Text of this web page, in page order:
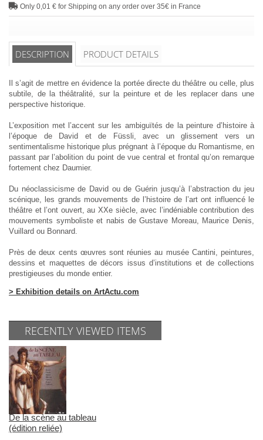
Only 0,01 € for Shipping on any order over 35€ in France
DESCRIPTION PRODUCT DETAILS
Il s’agit de mettre en évidence la portée directe du théâtre ou celle, plus
subtile, de la théâtralité, sur la peinture et de les replacer dans une
perspective historique.
L’exposition met l’accent sur les ambiguïtés de la peinture d’histoire à
l’époque de David et de Füssli, avec un glissement vers un
sentimentalisme historique plus prégnant à l’époque du Romantisme, en
passant par l’abolition du point de vue central et frontal qu’on remarque
fortement chez Daumier.
Du néoclassicisme de David ou de Guérin jusqu’à l’abstraction du jeu
scénique, les grands mouvements de l’histoire de l’art ont influencé le
théâtre et l’ont ouvert, au XXe siècle, avec l’indéniable contribution des
mouvements symboliste et nabis de Gustave Moreau, Maurice Denis,
Vuillard ou Bonnard.
Près de deux cents œuvres sont réunies au musée Cantini, peintures,
dessins et maquettes de décors issus d’institutions et de collections
prestigieuses du monde entier.
> Exhibition details on ArtActu.com
RECENTLY VIEWED ITEMS
De la scène au tableau
(édition reliée)